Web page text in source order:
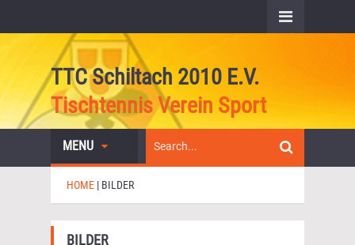
TTC Schiltach 2010 E.V.
Tischtennis Verein Sport
MENU
HOME | BILDER
BILDER